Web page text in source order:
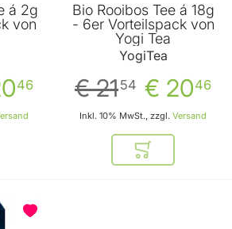
á 2g
von
46
Bio Rooibos Tee á 18g
- 6er Vorteilspack von
Yogi Tea
YogiTea
€ 2046
€ 2154
Inkl. 10% MwSt., zzgl. Versand
In den